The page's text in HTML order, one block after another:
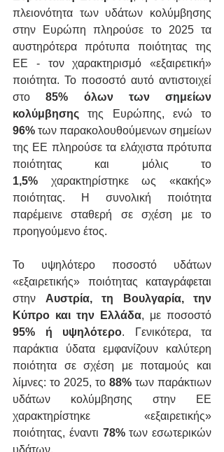
πλειονότητα των υδάτων κολύμβησης
στην Ευρώπη πληρούσε το 2025 τα
αυστηρότερα πρότυπα ποιότητας της
ΕΕ - τον χαρακτηρισμό «εξαιρετική»
ποιότητα. Το ποσοστό αυτό αντιστοιχεί
στο 85% όλων των σημείων
κολύμβησης
96% των παρακολουθούμενων σημείων
της ΕΕ πληρούσε τα ελάχιστα πρότυπα
1,5% χαρακτηρίστηκε ως «κακής»
ποιότητας. Η συνολική ποιότητα
παρέμεινε σταθερή σε σχέση με το
προηγούμενο έτος.
Το υψηλότερο ποσοστό υδάτων
«εξαιρετικής» ποιότητας καταγράφεται
στην Αυστρία, τη Βουλγαρία, την
Κύπρο και την Ελλάδα
95% ή υψηλότερο. Γενικότερα, τα
παράκτια ύδατα εμφανίζουν καλύτερη
ποιότητα σε σχέση με ποταμούς και
λίμνες: το 2025, το 88% των παράκτιων
υδάτων κολύμβησης στην ΕΕ
χαρακτηρίστηκε «εξαιρετικής»
ποιότητας, έναντι 78% των εσωτερικών